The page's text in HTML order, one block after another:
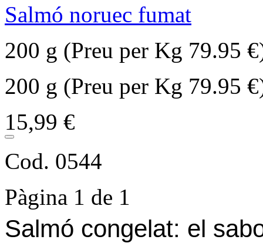
Salmó noruec fumat
200 g (Preu per Kg 79.95
200 g (Preu per Kg 79.95
15,99 €
Cod. 0544
Pàgina 1 de 1
Salmó congelat: el